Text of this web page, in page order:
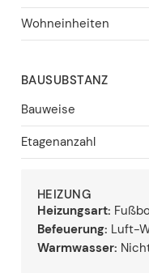
Wohneinheiten
BAUSUBSTANZ
Bauweise
Etagenanzahl
HEIZUNG
Heizungsart:
Befeuerung: Luft-
Warmwasser: